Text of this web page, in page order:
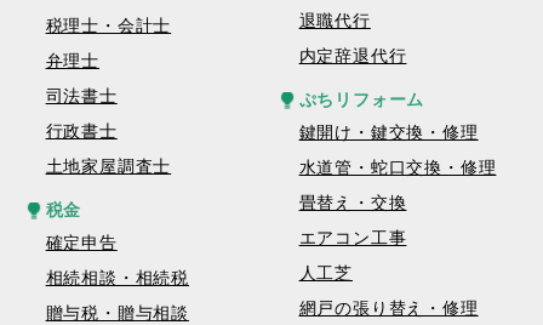
税理士・会計士
弁理士
司法書士
行政書士
土地家屋調査士
税金
確定申告
相続相談・相続税
贈与税・贈与相談
退職代行
内定辞退代行
ぷちリフォーム
鍵開け・鍵交換・修理
水道管・蛇口交換・修理
畳替え・交換
エアコン工事
人工芝
網戸の張り替え・修理